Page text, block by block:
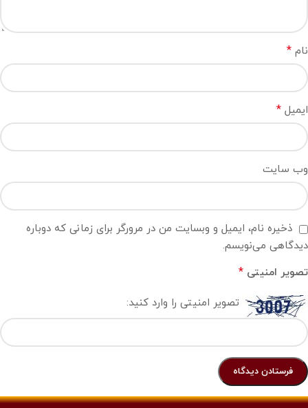
نام *
ایمیل *
وب‌ سایت
ذخیره نام، ایمیل و وبسایت من در مرورگر برای زمانی که دوباره
دیدگاهی می‌نویسم.
تصویر امنیتی *
تصویر امنیتی را وارد کنید: